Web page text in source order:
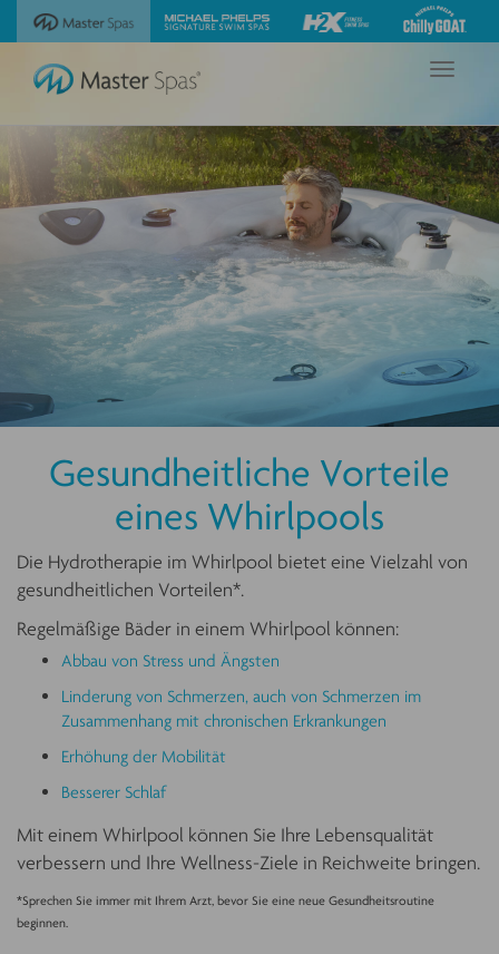
Besuchen
Website
Master
Sie
Website
Michael
Signature
Swim
Spas
Besuchen
Swim
Spas
Sehen
Sie
Michael
GOAT
Wannen
von
Master
Spas
Navigation
Gesundheitliche Vorteile
eines Whirlpools
Die Hydrotherapie im Whirlpool bietet eine Vielzahl von
gesundheitlichen Vorteilen*.
Regelmäßige Bäder in einem Whirlpool können:
Abbau von Stress und Ängsten
Linderung von Schmerzen, auch von Schmerzen im
Zusammenhang mit chronischen Erkrankungen
Erhöhung der Mobilität
Besserer Schlaf
Mit einem Whirlpool können Sie Ihre Lebensqualität
verbessern und Ihre Wellness-Ziele in Reichweite bringen.
*Sprechen Sie immer mit Ihrem Arzt, bevor Sie eine neue Gesundheitsroutine
beginnen.